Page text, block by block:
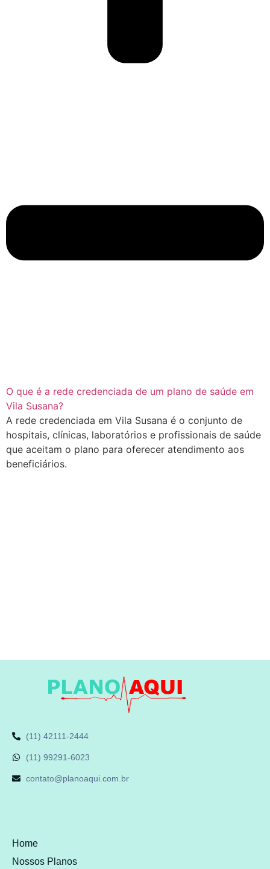
O que é a rede credenciada de um plano de saúde em
Vila Susana?
A rede credenciada em Vila Susana é o conjunto de
hospitais, clínicas, laboratórios e profissionais de saúde
que aceitam o plano para oferecer atendimento aos
beneficiários.
(11) 42111-2444
(11) 99291-6023
contato@planoaqui.com.br
Home
Nossos Planos